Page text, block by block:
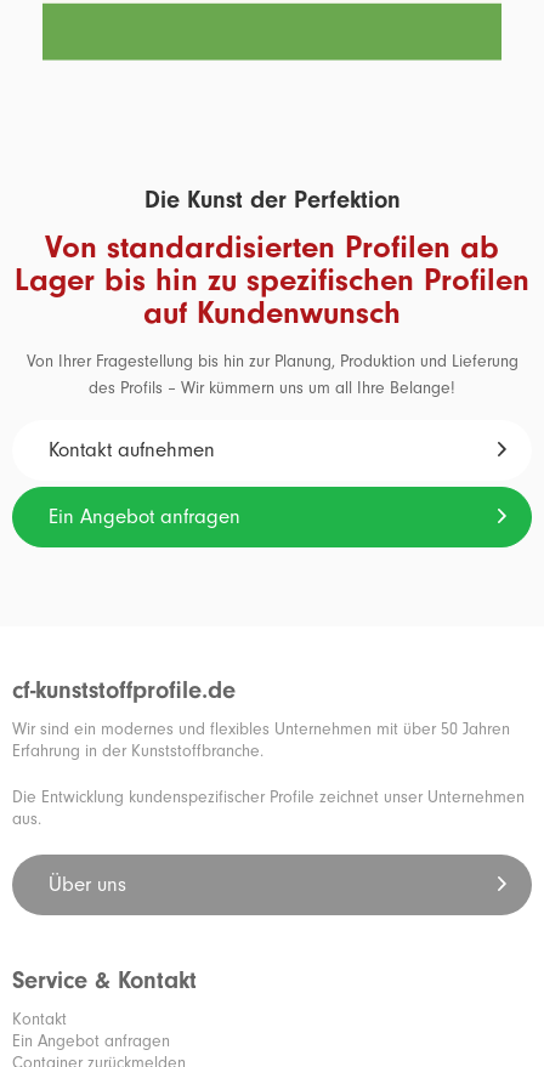
Die Kunst der Perfektion
Von standardisierten Profilen ab
Lager bis hin zu spezifischen Profilen
auf Kundenwunsch
Von Ihrer Fragestellung bis hin zur Planung, Produktion und Lieferung
des Profils – Wir kümmern uns um all Ihre Belange!
Kontakt aufnehmen
Ein Angebot anfragen
cf-kunststoffprofile.de
Wir sind ein modernes und flexibles Unternehmen mit über 50 Jahren
Erfahrung in der Kunststoffbranche.
Die Entwicklung kundenspezifischer Profile zeichnet unser Unternehmen
aus.
Über uns
Service & Kontakt
Kontakt
Ein Angebot anfragen